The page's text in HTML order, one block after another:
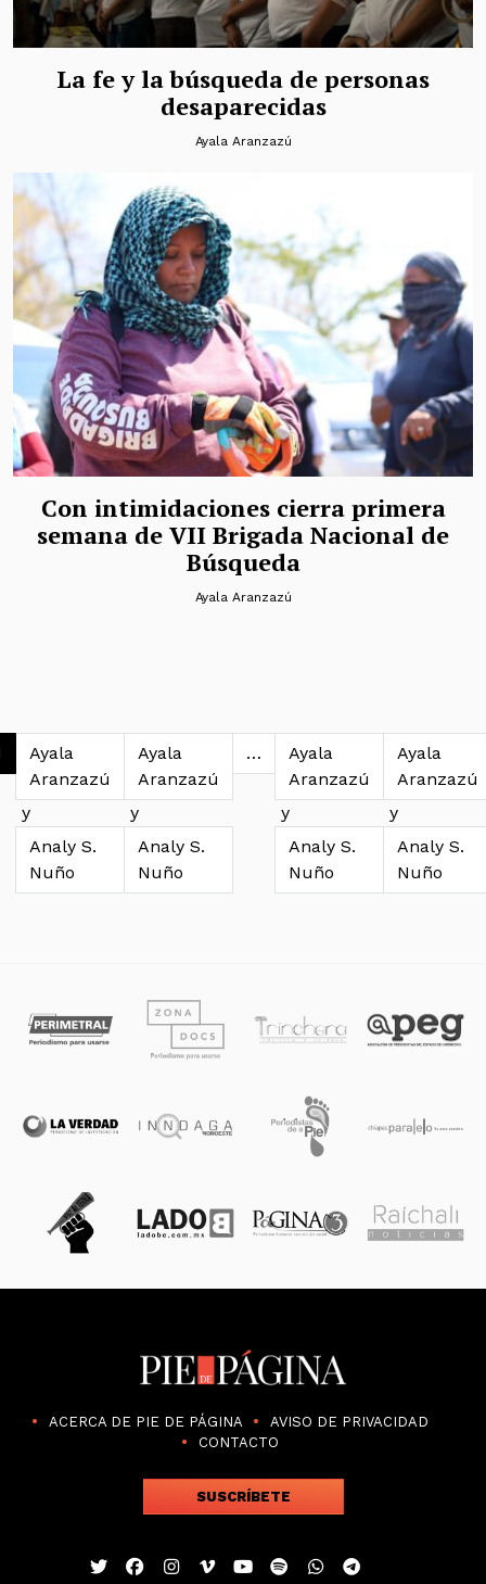
La fe y la búsqueda de personas
desaparecidas
Ayala Aranzazú
Con intimidaciones cierra primera
semana de VII Brigada Nacional de
Búsqueda
Ayala Aranzazú
de entradas
Ayala
Aranzazú
y
Analy S.
Nuño
Ayala
Aranzazú
y
Analy S.
Nuño
…
Ayala
Aranzazú
y
Analy S.
Nuño
Ayala
Aranzazú
y
Analy S.
Nuño
ACERCA DE PIE DE PÁGINA
AVISO DE PRIVACIDAD
CONTACTO
SUSCRÍBETE